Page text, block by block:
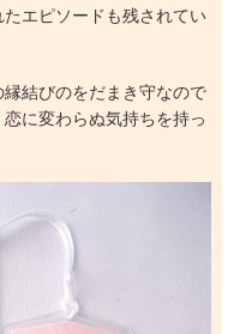
エピソードも残されてい
結びのをだまき守なので
に変わらぬ気持ちを持っ